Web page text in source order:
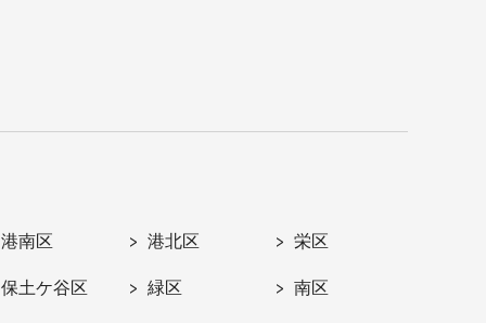
港南区 港北区 栄区
保土ケ谷区 緑区 南区